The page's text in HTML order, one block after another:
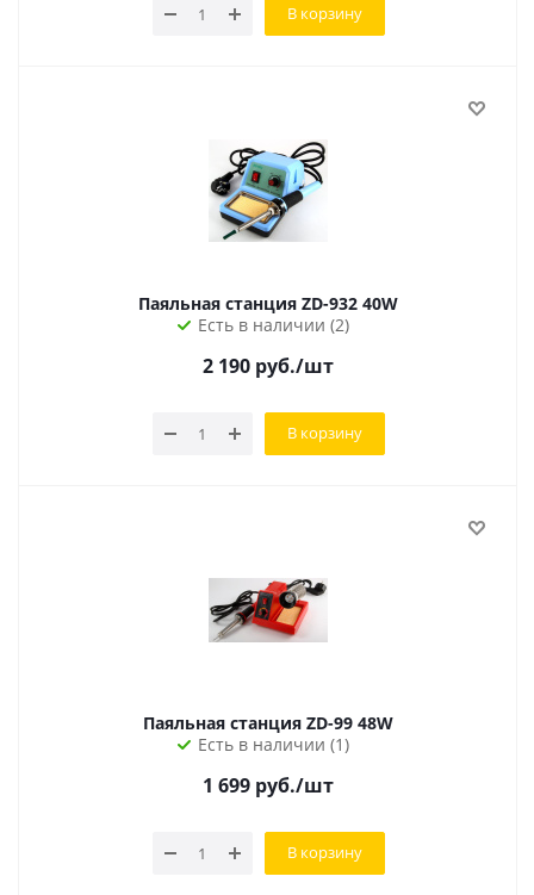
В корзину
Паяльная станция ZD-932 40W
Есть в наличии (2)
2 190 руб./шт
В корзину
Паяльная станция ZD-99 48W
Есть в наличии (1)
1 699 руб./шт
В корзину